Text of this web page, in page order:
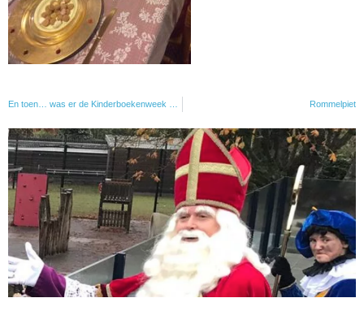
En toen… was er de Kinderboekenweek 2020 Rommelpiet